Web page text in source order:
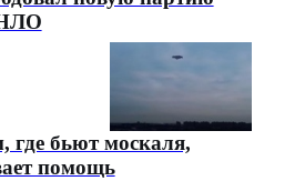
где бьют москаля,
помощь